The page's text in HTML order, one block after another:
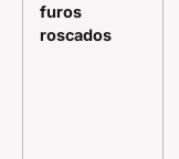
furos
roscados